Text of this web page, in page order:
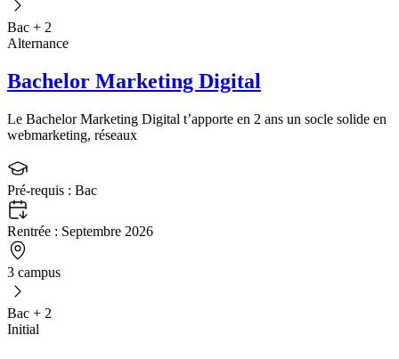
Bac + 2
Alternance
Bachelor Marketing Digital
Le Bachelor Marketing Digital t’apporte en 2 ans un socle solide en
webmarketing, réseaux
Pré-requis : Bac
Rentrée : Septembre 2026
3 campus
Bac + 2
Initial